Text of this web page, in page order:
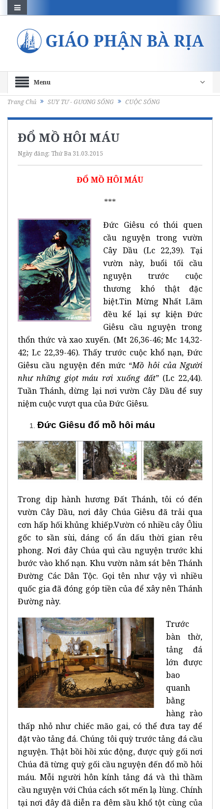
Menu
Trang Chủ SUY TƯ - GƯƠNG SỐNG CUỘC SỐNG
ĐỔ MỒ HÔI MÁU
Ngày đăng: Thứ Ba 31.03.2015
ĐỔ MỒ HÔI MÁU
***
Đức Giêsu có thói quen
cầu nguyện trong vườn
Cây Dầu (Lc 22,39). Tại
vườn này, buổi tối cầu
nguyện trước cuộc
thương khó thật đặc
biệt.Tin Mừng Nhất Lãm
đều kể lại sự kiện Đức
Giêsu cầu nguyện trong
thổn thức và xao xuyến. (Mt 26,36-46; Mc 14,32-
42; Lc 22,39-46). Thấy trước cuộc khổ nạn, Đức
Giêsu cầu nguyện đến mức “Mồ hôi của Người
như những giọt máu rơi xuống đất” (Lc 22,44).
Tuần Thánh, dừng lại nơi vườn Cây Dầu để suy
niệm cuộc vượt qua của Đức Giêsu.
Đức Giêsu đổ mồ hôi máu
Trong dịp hành hương Đất Thánh, tôi có đến
vườn Cây Dầu, nơi đây Chúa Giêsu đã trải qua
cơn hấp hối khủng khiếp.Vườn có nhiều cây Ôliu
gốc to sần sùi, dáng cổ ẩn dấu thời gian rêu
phong. Nơi đây Chúa quì cầu nguyện trước khi
bước vào khổ nạn. Khu vườn nằm sát bên Thánh
Đường Các Dân Tộc. Gọi tên như vậy vì nhiều
quốc gia đã đóng góp tiền của để xây nên Thánh
Đường này.
Trước
bàn thờ,
tảng đá
lớn được
bao
quanh
bằng
hàng rào
thấp nhỏ như chiếc mão gai, có thể đưa tay để
đặt vào tảng đá. Chúng tôi quỳ trước tảng đá cầu
nguyện. Thật bồi hồi xúc động, được quỳ gối nơi
Chúa đã từng quỳ gối cầu nguyện đến đổ mồ hôi
máu. Mỗi người hôn kính tảng đá và thì thầm
cầu nguyện với Chúa cách sốt mến lạ lùng. Chính
tại nơi đây đã diễn ra đêm sầu khổ tột cùng của